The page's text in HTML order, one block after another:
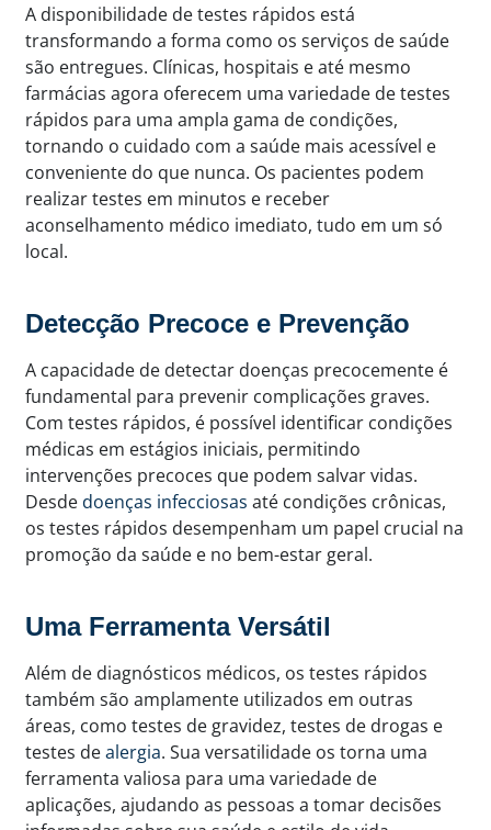
A disponibilidade de testes rápidos está
transformando a forma como os serviços de saúde
são entregues. Clínicas, hospitais e até mesmo
farmácias agora oferecem uma variedade de testes
rápidos para uma ampla gama de condições,
tornando o cuidado com a saúde mais acessível e
conveniente do que nunca. Os pacientes podem
realizar testes em minutos e receber
aconselhamento médico imediato, tudo em um só
local.
Detecção Precoce e Prevenção
A capacidade de detectar doenças precocemente é
fundamental para prevenir complicações graves.
Com testes rápidos, é possível identificar condições
médicas em estágios iniciais, permitindo
intervenções precoces que podem salvar vidas.
Desdedoenças infecciosas até condições crônicas,
os testes rápidos desempenham um papel crucial na
promoção da saúde e no bem-estar geral.
Uma Ferramenta Versátil
Além de diagnósticos médicos, os testes rápidos
também são amplamente utilizados em outras
áreas, como testes de gravidez, testes de drogas e
testes dealergia. Sua versatilidade os torna uma
ferramenta valiosa para uma variedade de
aplicações, ajudando as pessoas a tomar decisões